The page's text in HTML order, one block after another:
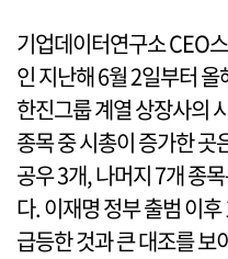
기업데이터연구소 CEO
인 지난해 6월 2일부터
한진그룹 계열 상장사의
종목 중 시총이 증가한
공우 3개, 나머지 7개 종
다. 이재명 정부 출범 이
급등한 것과 큰 대조를 보